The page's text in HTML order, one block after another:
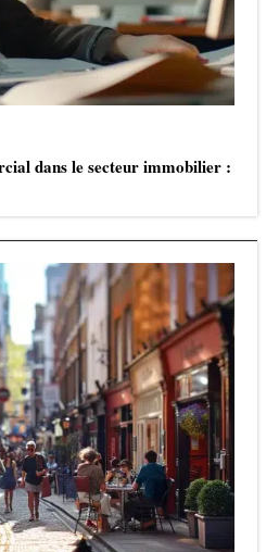
dans le secteur immobilier :